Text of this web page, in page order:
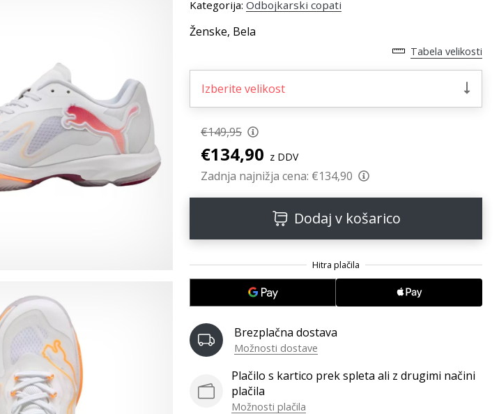
Kategorija: Odbojkarski copati
Ženske, Bela
Tabela velikosti
Izberite velikost
€149,95
€134,90 z DDV
Zadnja najnižja cena: €134,90
Dodaj v košarico
Brezplačna dostava
Možnosti dostave
Plačilo s kartico prek spleta ali z drugimi načini
plačila
Možnosti plačila